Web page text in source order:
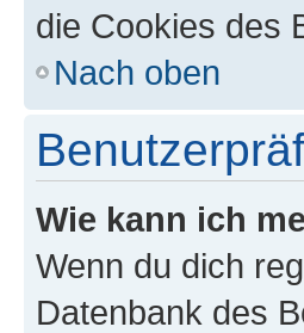
die Cookies des
Nach oben
Wie kann ich
Wenn du dich
Datenbank des